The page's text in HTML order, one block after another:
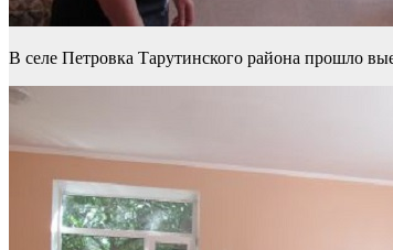
В селе Петровка Тарутинского района прошло